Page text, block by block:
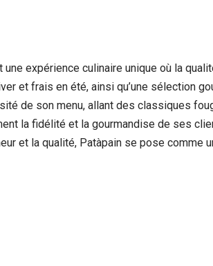
expérience culinaire unique où la
et frais en été, ainsi qu’une sélection
de son menu, allant des classiques
la fidélité et la gourmandise de ses
et la qualité, Patàpain se pose comme